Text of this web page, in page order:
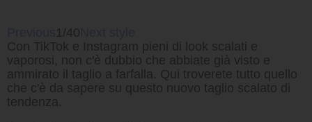
1/40
Con TikTok e Instagram pieni di look scalati e
vaporosi, non c'è dubbio che abbiate già visto e
ammirato il taglio a farfalla. Qui troverete tutto quello
che c'è da sapere su questo nuovo taglio scalato di
tendenza.